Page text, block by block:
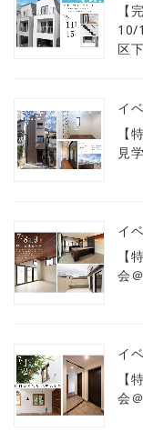
【
10/
区
イ
【
見
イ
【
会
イ
【
会